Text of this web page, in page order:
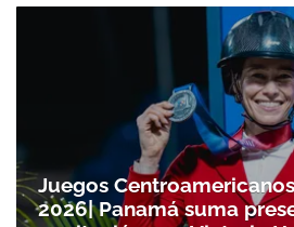
Juegos
2026| Panamá suma